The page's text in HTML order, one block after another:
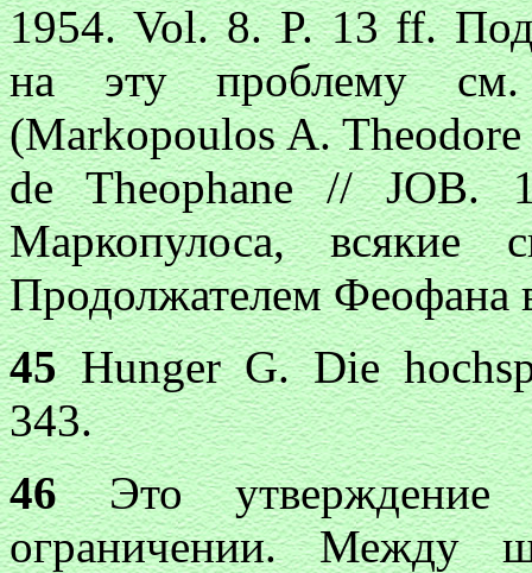
1954. Vol. 8. P. 13 ff.
на эту проблему
(Markopoulos A.
de Theophane //
Маркопулоса, всякие
Продолжателем Феофана
45Hunger G. Die
343.
46Это утверждение
ограничении. Между